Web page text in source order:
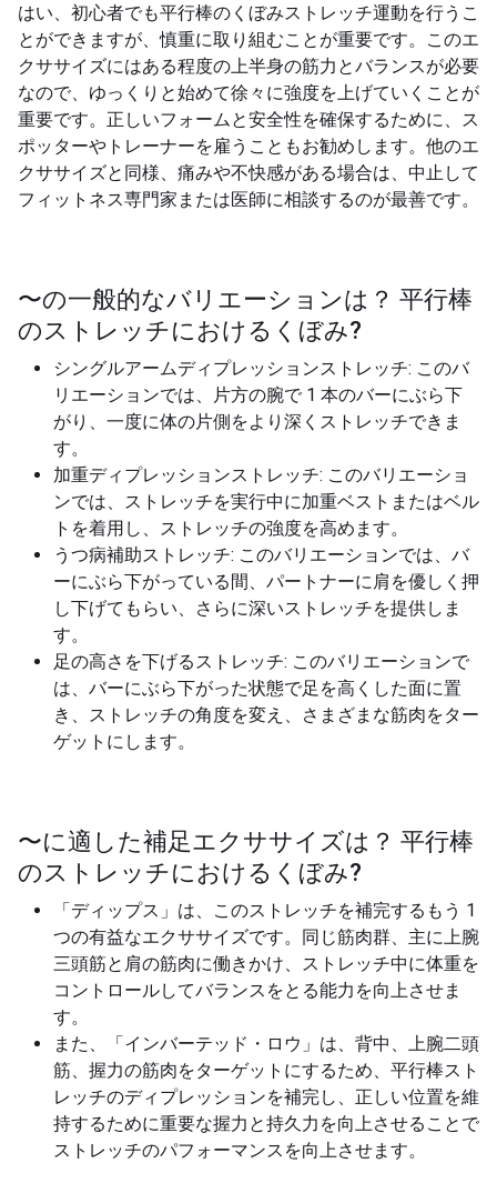
はい、初心者でも平行棒のくぼみストレッチ運動を行うこ
とができますが、慎重に取り組むことが重要です。このエ
クササイズにはある程度の上半身の筋力とバランスが必要
なので、ゆっくりと始めて徐々に強度を上げていくことが
重要です。正しいフォームと安全性を確保するために、ス
ポッターやトレーナーを雇うこともお勧めします。他のエ
クササイズと同様、痛みや不快感がある場合は、中止して
フィットネス専門家または医師に相談するのが最善です。
〜の一般的なバリエーションは？ 平行棒
のストレッチにおけるくぼみ?
シングルアームディプレッションストレッチ: このバ
リエーションでは、片方の腕で 1 本のバーにぶら下
がり、一度に体の片側をより深くストレッチできま
す。
加重ディプレッションストレッチ: このバリエーショ
ンでは、ストレッチを実行中に加重ベストまたはベル
トを着用し、ストレッチの強度を高めます。
うつ病補助ストレッチ: このバリエーションでは、バ
ーにぶら下がっている間、パートナーに肩を優しく押
し下げてもらい、さらに深いストレッチを提供しま
す。
足の高さを下げるストレッチ: このバリエーションで
は、バーにぶら下がった状態で足を高くした面に置
き、ストレッチの角度を変え、さまざまな筋肉をター
ゲットにします。
〜に適した補足エクササイズは？ 平行棒
のストレッチにおけるくぼみ?
「ディップス」は、このストレッチを補完するもう 1
つの有益なエクササイズです。同じ筋肉群、主に上腕
三頭筋と肩の筋肉に働きかけ、ストレッチ中に体重を
コントロールしてバランスをとる能力を向上させま
す。
また、「インバーテッド・ロウ」は、背中、上腕二頭
筋、握力の筋肉をターゲットにするため、平行棒スト
レッチのディプレッションを補完し、正しい位置を維
持するために重要な握力と持久力を向上させることで
ストレッチのパフォーマンスを向上させます。